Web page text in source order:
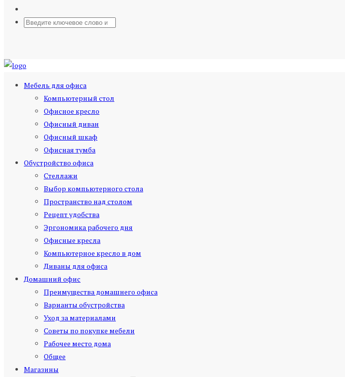
Мебель для офиса
Компьютерный стол
Офисное кресло
Офисный диван
Офисный шкаф
Офисная тумба
Обустройство офиса
Стеллажи
Выбор компьютерного стола
Пространство над столом
Рецепт удобства
Эргономика рабочего дня
Офисные кресла
Компьютерное кресло в дом
Диваны для офиса
Домашний офис
Преимущества домашнего офиса
Варианты обустройства
Уход за материалами
Советы по покупке мебели
Рабочее место дома
Общее
Магазины